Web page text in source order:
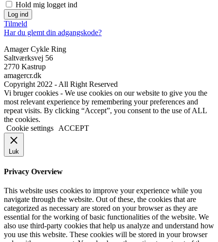
Hold mig logget ind
Tilmeld
Har du glemt din adgangskode?
Amager Cykle Ring
Saltværksvej 56
2770 Kastrup
amagercr.dk
Copyright 2022 - All Right Reserved
Vi bruger cookies - We use cookies on our website to give you the
most relevant experience by remembering your preferences and
repeat visits. By clicking “Accept”, you consent to the use of ALL
the cookies.
Cookie settings
ACCEPT
Luk
Privacy Overview
This website uses cookies to improve your experience while you
navigate through the website. Out of these, the cookies that are
categorized as necessary are stored on your browser as they are
essential for the working of basic functionalities of the website. We
also use third-party cookies that help us analyze and understand how
you use this website. These cookies will be stored in your browser